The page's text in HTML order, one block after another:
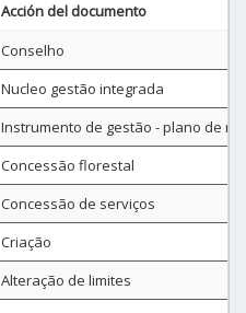
Acción del documento
Conselho
Nucleo gestão integrada
Instrumento de gestão - plano de
Concessão florestal
Concessão de serviços
Criação
Alteração de limites